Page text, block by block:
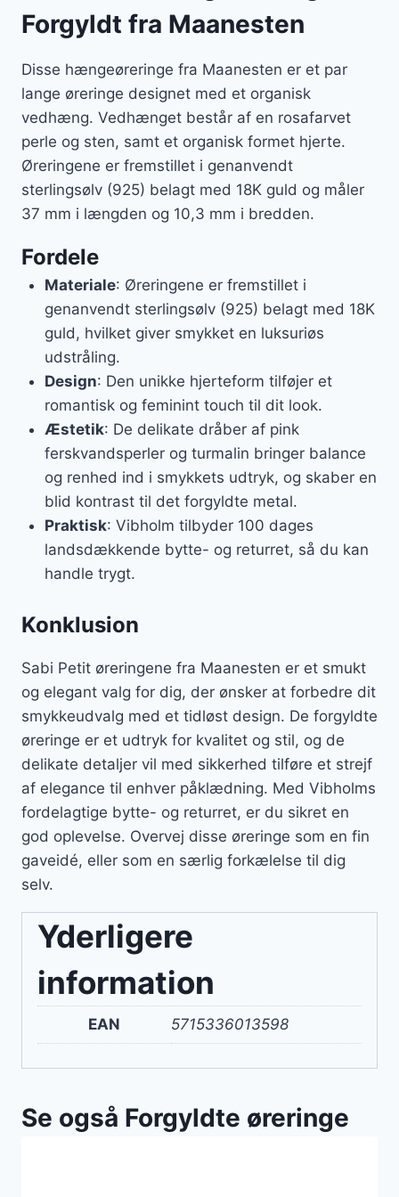
Forgyldt fra Maanesten
Disse hængeøreringe fra Maanesten er et par
lange øreringe designet med et organisk
vedhæng. Vedhænget består af en rosafarvet
perle og sten, samt et organisk formet hjerte.
Øreringene er fremstillet i genanvendt
sterlingsølv (925) belagt med 18K guld og måler
37 mm i længden og 10,3 mm i bredden.
Fordele
Materiale: Øreringene er fremstillet i
genanvendt sterlingsølv (925) belagt med 18K
guld, hvilket giver smykket en luksuriøs
udstråling.
Design: Den unikke hjerteform tilføjer et
romantisk og feminint touch til dit look.
Æstetik: De delikate dråber af pink
ferskvandsperler og turmalin bringer balance
og renhed ind i smykkets udtryk, og skaber en
blid kontrast til det forgyldte metal.
Praktisk: Vibholm tilbyder 100 dages
landsdækkende bytte- og returret, så du kan
handle trygt.
Konklusion
Sabi Petit øreringene fra Maanesten er et smukt
og elegant valg for dig, der ønsker at forbedre dit
smykkeudvalg med et tidløst design. De forgyldte
øreringe er et udtryk for kvalitet og stil, og de
delikate detaljer vil med sikkerhed tilføre et strejf
af elegance til enhver påklædning. Med Vibholms
fordelagtige bytte- og returret, er du sikret en
god oplevelse. Overvej disse øreringe som en fin
gaveidé, eller som en særlig forkælelse til dig
selv.
Yderligere
information
EAN 5715336013598
Se også Forgyldte øreringe